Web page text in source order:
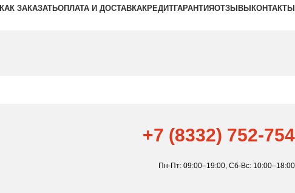
КАК ЗАКАЗАТЬОПЛАТА И ДОСТАВКАКРЕДИТГАРАНТИЯОТЗЫВЫ КОНТАКТЫ
+7 (8332) 752-754
Пн-Пт: 09:00–19:00, Сб-Вс: 10:00–18:00